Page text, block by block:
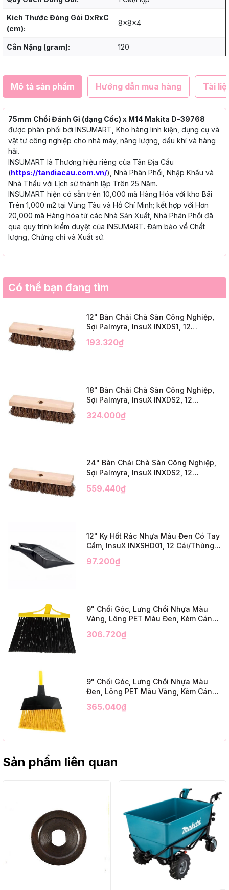
Kích Thước Đóng Gói DxRxC
(cm):
8x8x4
Cân Nặng (gram): 120
Mô tả sản phẩm Hướng dẫn mua hàng Tài
75mm Chổi Đánh Gỉ (dạng Cốc) x M14 Makita D-39768
được phân phối bởi INSUMART, Kho hàng linh kiện, dụng cụ và
vật tư công nghiệp cho nhà máy, năng lượng, dầu khí và hàng
hải.
INSUMART là Thương hiệu riêng của Tân Địa Cầu
(https://tandiacau.com.vn/), Nhà Phân Phối, Nhập Khẩu và
Nhà Thầu với Lịch sử thành lập Trên 25 Năm.
INSUMART hiện có sẵn trên 10,000 mã Hàng Hóa với kho Bãi
Trên 1,000 m2 tại Vũng Tàu và Hồ Chí Minh; kết hợp với Hơn
20,000 mã Hàng hóa từ các Nhà Sản Xuất, Nhà Phân Phối đã
qua quy trình kiểm duyệt của INSUMART. Đảm bảo về Chất
lượng, Chứng chỉ và Xuất sứ.
Có thể bạn đang tìm
12" Bàn Chải Chà Sàn Công Nghiệp,
Sợi Palmyra, InsuX INXDS1, 12
Trim)
193.320₫
18" Bàn Chải Chà Sàn Công Nghiệp,
Sợi Palmyra, InsuX INXDS2, 12
Trim)
324.000₫
24" Bàn Chải Chà Sàn Công Nghiệp,
Sợi Palmyra, InsuX INXDS2, 12
3" Trim)
559.440₫
12" Ky Hốt Rác Nhựa Màu Đen Có Tay
Cầm, InsuX INXSHD01, 12 Cái/Thùng,
Black Plastic)
97.200₫
9" Chổi Góc, Lưng Chổi Nhựa Màu
Vàng, Lông PET Màu Đen, Kèm Cán
12 Bộ/Thùng (9" Angle Broom, Yellow
306.720₫
9" Chổi Góc, Lưng Chổi Nhựa Màu
Đen, Lông PET Màu Vàng, Kèm Cán
12 Bộ/Thùng (9" Angle Broom, Black
365.040₫
Sản phẩm liên quan